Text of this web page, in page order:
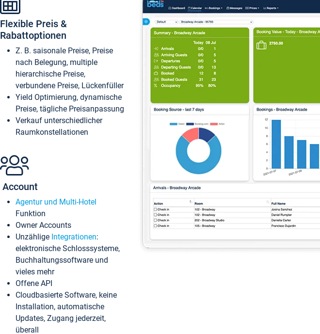
Flexible Preis &
Rabattoptionen
Z. B. saisonale Preise, Preise
nach Belegung, multiple
hierarchische Preise,
verbundene Preise, Lückenfüller
Yield Optimierung, dynamische
Preise, tägliche Preisanpassung
Verkauf unterschiedlicher
Raumkonstellationen
Account
Agentur und Multi-Hotel
Funktion
Owner Accounts
Unzählige Integrationen:
elektronische Schlosssysteme,
Buchhaltungssoftware und
vieles mehr
Offene API
Cloudbasierte Software, keine
Installation, automatische
Updates, Zugang jederzeit,
überall